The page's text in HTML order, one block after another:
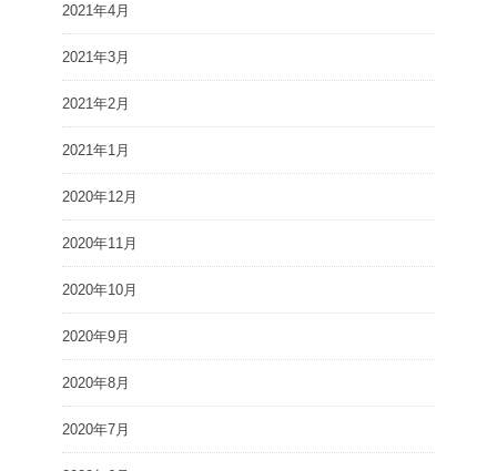
2021年4月
2021年3月
2021年2月
2021年1月
2020年12月
2020年11月
2020年10月
2020年9月
2020年8月
2020年7月